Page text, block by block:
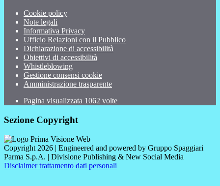
Cookie policy
Note legali
Informativa Privacy
Ufficio Relazioni con il Pubblico
Dichiarazione di accessibilità
Obiettivi di accessibilità
Whistleblowing
Gestione consensi cookie
Amministrazione trasparente
Pagina visualizzata 1062 volte
Sezione Copyright
Copyright 2026 | Engineered and powered by Gruppo Spaggiari
Parma S.p.A. | Divisione Publishing & New Social Media
Disclaimer trattamento dati personali